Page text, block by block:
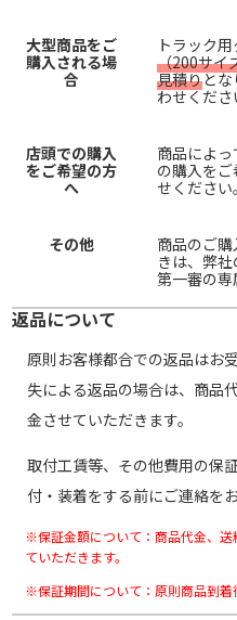
大型商品をご
購入される場
合
トラック
（200サイ
見積りとな
わせくださ
店頭での購入
をご希望の方
へ
商品によ
の購入を
せください。
その他
商品のご
きは、弊
第一審の専
返品について
原則お客様都合での返品はお
失による返品の場合は、商品
金させていただきます。
取付工賃等、その他費用の保
付・装着をする前にご連絡を
※保証金額について：商品代金、
ていただきます。
※保証期間について：原則商品到着